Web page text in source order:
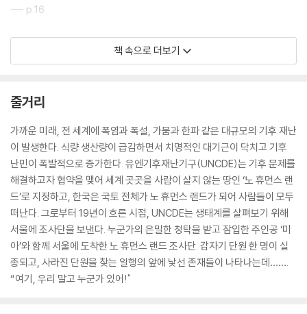
--- p.16
나는 한나가 조금 이상한 사람이라고 생각했다. 노 휴먼스 랜드의 야생화
가 기후 위기를 완화하는 데 크게 기여했다는 사실은 그레이 시티에 사는
의 57퍼센트를 차지하는 노 휴먼스 랜드를 70, 80퍼센트까지 확장해야
한다고 성토하는 사람들이 많다. 그래야 더 빨리 지구가 회복할 테니까. 그
래야 더 빨리 과거로 돌아갈 테니까.
--- p.22
전 세계에 기후 재난이 잇따라 발생하기 시작했다. 폭염과 폭설, 가뭄과 한
파, 지진과 쓰나미, 허리케인과 산불은 빚쟁이들처럼 찾아와 온 사방을 들
쑤시고 다녔다. 사상자가 속출했고 기후 난민이 폭발적으로 증가했다. 1차
세계 재난이었다.
--- p.30
갑자기 한나가 멈춰 선다. 시선이 어딘가에 고정되어 불안하게 떨리고 있
책 속으로 더보기
줄거리
가까운 미래, 전 세계에 폭염과 폭설, 가뭄과 한파 같은 대규모의 기후 재난
이 발생한다. 식량 생산량이 급감하면서 치명적인 대기근이 닥치고 기후
난민이 폭발적으로 증가한다. 유엔기후재난기구(UNCDE)는 기후 문제를
해결하고자 협약을 맺어 세계 곳곳을 사람이 살지 않는 땅인 ‘노 휴먼스 랜
드’로 지정하고, 한국은 국토 전체가 노 휴먼스 랜드가 되어 사람들이 모두
떠난다. 그로부터 19년이 흐른 시점, UNCDE는 생태계를 살펴보기 위해
서울에 조사단을 보낸다. 누군가의 은밀한 청탁을 받고 잠입한 주인공 ‘미
아’와 함께 서울에 도착한 노 휴먼스 랜드 조사단. 갑자기 단원 한 명이 실
종되고, 사라진 단원을 찾는 일행의 앞에 낯선 존재들이 나타나는데…….
“여기, 우리 말고 누군가 있어!"